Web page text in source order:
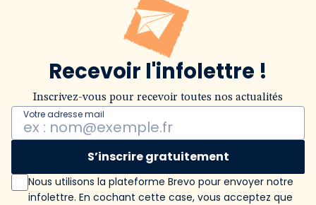
Recevoir l'infolettre !
Inscrivez-vous pour recevoir toutes nos actualités
Votre adresse mail
S’inscrire gratuitement
Nous utilisons la plateforme Brevo pour envoyer notre
infolettre. En cochant cette case, vous acceptez que